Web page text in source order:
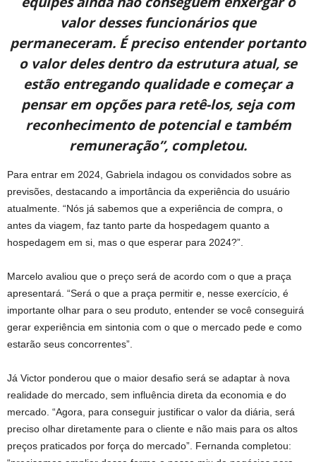
valor desses funcionários que
permaneceram. É preciso entender portanto
o valor deles dentro da estrutura atual, se
estão entregando qualidade e começar a
pensar em opções para retê-los, seja com
reconhecimento de potencial e também
remuneração”, completou.
Para entrar em 2024, Gabriela indagou os convidados sobre as
previsões, destacando a importância da experiência do usuário
atualmente. “Nós já sabemos que a experiência de compra, o
antes da viagem, faz tanto parte da hospedagem quanto a
hospedagem em si, mas o que esperar para 2024?”.
Marcelo avaliou que o preço será de acordo com o que a praça
apresentará. “Será o que a praça permitir e, nesse exercício, é
importante olhar para o seu produto, entender se você conseguirá
gerar experiência em sintonia com o que o mercado pede e como
estarão seus concorrentes”.
Já Victor ponderou que o maior desafio será se adaptar à nova
realidade do mercado, sem influência direta da economia e do
mercado. “Agora, para conseguir justificar o valor da diária, será
preciso olhar diretamente para o cliente e não mais para os altos
preços praticados por força do mercado”. Fernanda completou: